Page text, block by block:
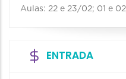
Aulas: 22 e 23/02; 01 e
ENTRADA